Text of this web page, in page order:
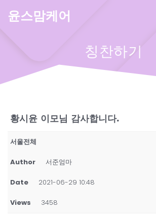
윤스맘케어
칭찬하기
황시윤 이모님 감사합니다.
서울전체
Author 서준엄마
Date 2021-06-29 10:48
Views 3458